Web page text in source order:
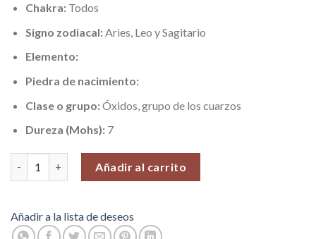
Chakra: Todos
Signo zodiacal: Aries, Leo y Sagitario
Elemento:
Piedra de nacimiento:
Clase o grupo:Óxidos, grupo de los cuarzos
Dureza (Mohs): 7
Añadir al carrito
Añadir a la lista de deseos